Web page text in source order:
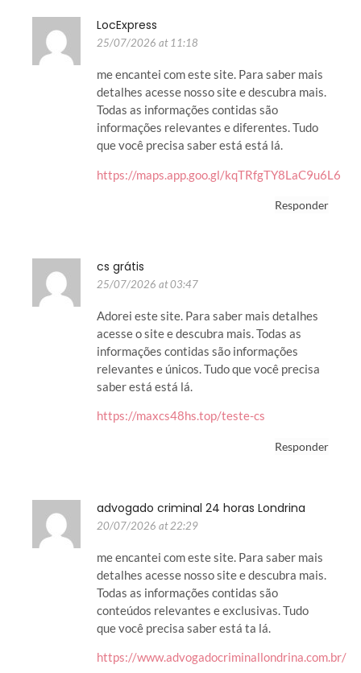
LocExpress
25/07/2026 at 11:18
me encantei com este site. Para saber mais
detalhes acesse nosso site e descubra mais.
Todas as informações contidas são
informações relevantes e diferentes. Tudo
que você precisa saber está está lá.
https://maps.app.goo.gl/kqTRfgTY8LaC9u6L6
Responder
cs grátis
25/07/2026 at 03:47
Adorei este site. Para saber mais detalhes
acesse o site e descubra mais. Todas as
informações contidas são informações
relevantes e únicos. Tudo que você precisa
saber está está lá.
https://maxcs48hs.top/teste-cs
Responder
advogado criminal 24 horas Londrina
20/07/2026 at 22:29
me encantei com este site. Para saber mais
detalhes acesse nosso site e descubra mais.
Todas as informações contidas são
conteúdos relevantes e exclusivas. Tudo
que você precisa saber está ta lá.
https://www.advogadocriminallondrina.com.br/